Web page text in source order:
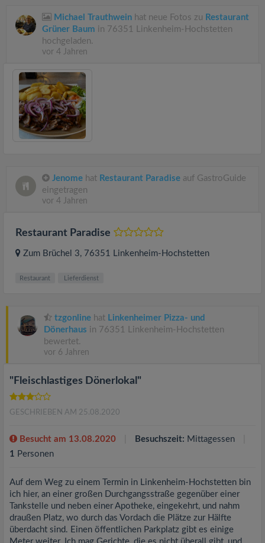
Michael Trauthwein hat neue Fotos zu Restaurant
Grüner Baum in 76351 Linkenheim-Hochstetten
hochgeladen.
vor 4 Jahren
Jenome hat Restaurant Paradise auf GastroGuide
eingetragen
vor 4 Jahren
Restaurant Paradise
Zum Brüchel 3, 76351 Linkenheim-Hochstetten
Restaurant Lieferdienst
tzgonline hat Linkenheimer Pizza- und
Dönerhaus in 76351 Linkenheim-Hochstetten
bewertet.
vor 6 Jahren
"Fleischlastiges Dönerlokal"
GESCHRIEBEN AM 25.08.2020
Besucht am 13.08.2020 Besuchszeit: Mittagessen
1 Personen
Auf dem Weg zu einem Termin in Linkenheim-Hochstetten bin
ich hier, an einer großen Durchgangsstraße gegenüber einer
Tankstelle und neben einer Apotheke, eingekehrt, und nahm
draußen Platz, wo durch das Vordach die Plätze zur Hälfte
überdacht sind. Einen öffentlichen Parkplatz gibt es einige